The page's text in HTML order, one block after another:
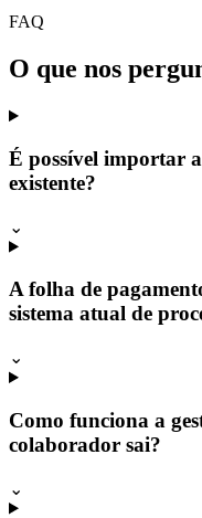
FAQ
O que nos
É possível importar
existente?
⌄
A folha de
sistema atual de
⌄
Como funciona a
colaborador sai?
⌄